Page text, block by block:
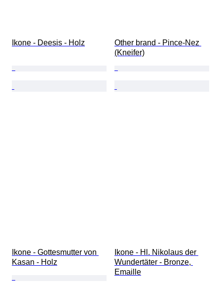
Ikone - Deesis - Holz
Other brand - Pince-Nez
(Kneifer)
Ikone - Gottesmutter von
Kasan - Holz
Ikone - Hl. Nikolaus der
Wundertäter - Bronze,
Emaille